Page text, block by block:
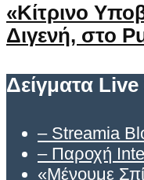
«Κίτρινο
Διγενή, στο
Δείγματα
– Streamia
– Παροχή
«Μένουμε